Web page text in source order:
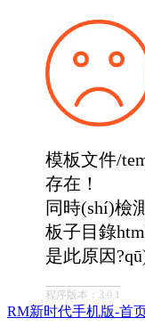
模板文件/
存在！
同時(shí)檢
板子目錄
是此原因
程序版本：3.0.1
RM新时代手机版-首